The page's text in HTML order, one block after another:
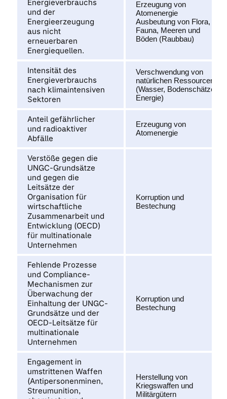
Energieverbrauchs
und der
Energieerzeugung
aus nicht
erneuerbaren
Energiequellen.
Erzeugung von
Atomenergie
Ausbeutung von Flora,
Fauna, Meeren und
Böden (Raubbau)
Intensität des
Energieverbrauchs
nach klimaintensiven
Sektoren
Verschwendung von
natürlichen Ressourcen
(Wasser, Bodenschätze,
Energie)
Anteil gefährlicher
und radioaktiver
Abfälle
Erzeugung von
Atomenergie
Verstöße gegen die
UNGC-Grundsätze
und gegen die
Leitsätze der
Organisation für
wirtschaftliche
Zusammenarbeit und
Entwicklung (OECD)
für multinationale
Unternehmen
Korruption und
Bestechung
Fehlende Prozesse
und Compliance-
Mechanismen zur
Überwachung der
Einhaltung der UNGC-
Grundsätze und der
OECD-Leitsätze für
multinationale
Unternehmen
Korruption und
Bestechung
Engagement in
umstrittenen Waffen
(Antipersonenminen,
Streumunition,
Herstellung von
Kriegswaffen und
Militärgütern